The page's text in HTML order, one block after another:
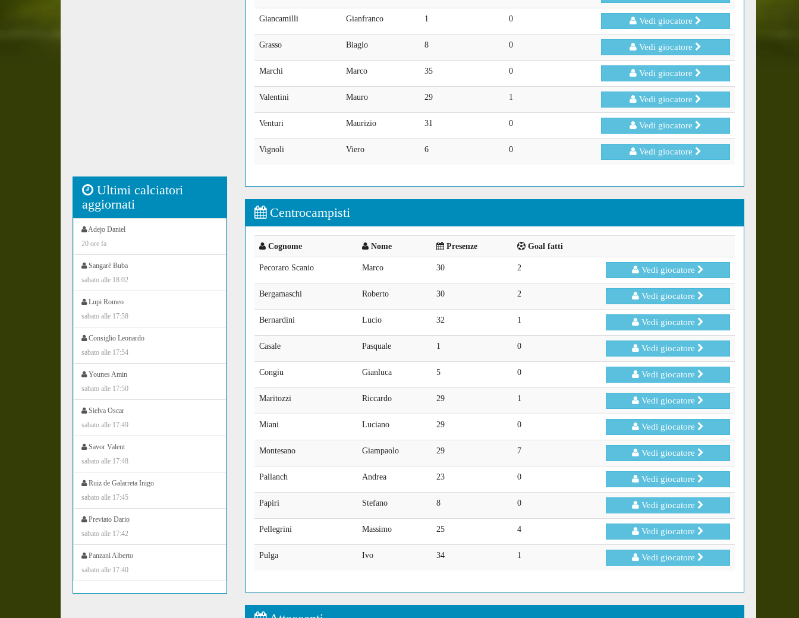
Ultimi calciatori
aggiornati
Adejo Daniel
20 ore fa
Sangaré Buba
sabato alle 18:02
Lupi Romeo
sabato alle 17:58
Consiglio Leonardo
sabato alle 17:54
Younes Amin
sabato alle 17:50
Sielva Oscar
sabato alle 17:49
Savor Valent
sabato alle 17:48
Ruiz de Galarreta Inigo
sabato alle 17:45
Previato Dario
sabato alle 17:42
Panzani Alberto
sabato alle 17:40
Giancamilli Gianfranco 1 0 Vedi giocatore
Grasso Biagio 8 0 Vedi giocatore
Marchi Marco 35 0 Vedi giocatore
Valentini Mauro 29 1 Vedi giocatore
Venturi Maurizio 31 0 Vedi giocatore
Vignoli Viero 6 0 Vedi giocatore
Centrocampisti
Cognome Nome Presenze Goal fatti
Pecoraro Scanio Marco 30 2 Vedi giocatore
Bergamaschi Roberto 30 2 Vedi giocatore
Bernardini Lucio 32 1 Vedi giocatore
Casale Pasquale 1 0 Vedi giocatore
Congiu Gianluca 5 0 Vedi giocatore
Maritozzi Riccardo 29 1 Vedi giocatore
Miani Luciano 29 0 Vedi giocatore
Montesano Giampaolo 29 7 Vedi giocatore
Pallanch Andrea 23 0 Vedi giocatore
Papiri Stefano 8 0 Vedi giocatore
Pellegrini Massimo 25 4 Vedi giocatore
Pulga Ivo 34 1 Vedi giocatore